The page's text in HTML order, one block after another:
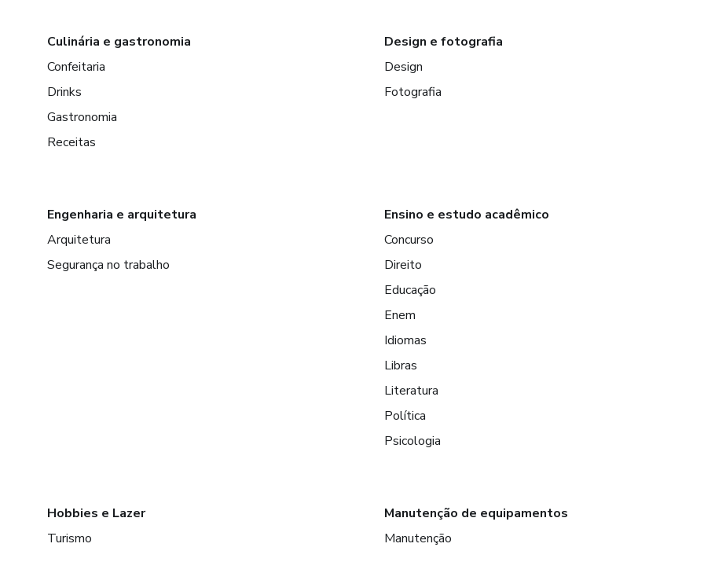
Culinária e gastronomia
Confeitaria
Drinks
Gastronomia
Receitas
Design e fotografia
Design
Fotografia
Engenharia e arquitetura
Arquitetura
Segurança no trabalho
Ensino e estudo acadêmico
Concurso
Direito
Educação
Enem
Idiomas
Libras
Literatura
Política
Psicologia
Hobbies e Lazer
Turismo
Manutenção de equipamentos
Manutenção